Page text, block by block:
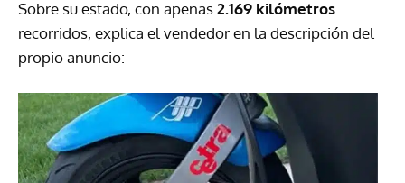
Sobre su estado, con apenas2.169 kilómetros
recorridos, explica el vendedor en la descripción del
propio anuncio: